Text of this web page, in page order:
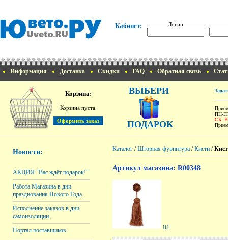
Кабинет: Логин
Информация Доставка Скидки FAQ Обратная связь
Корзина:
Корзина пуста.
ВЫБЕРИ
ПОДАРОК
ПН-
СБ,
Новости:
АКЦИЯ "Вас ждёт подарок!"
Работа Магазина в дни
празднования Нового Года
Исполнение заказов в дни
самоизоляции.
Портал поставщиков
Каталог /Шторная фурнитура /Кисти /
Артикул магазина: R00348
[1]